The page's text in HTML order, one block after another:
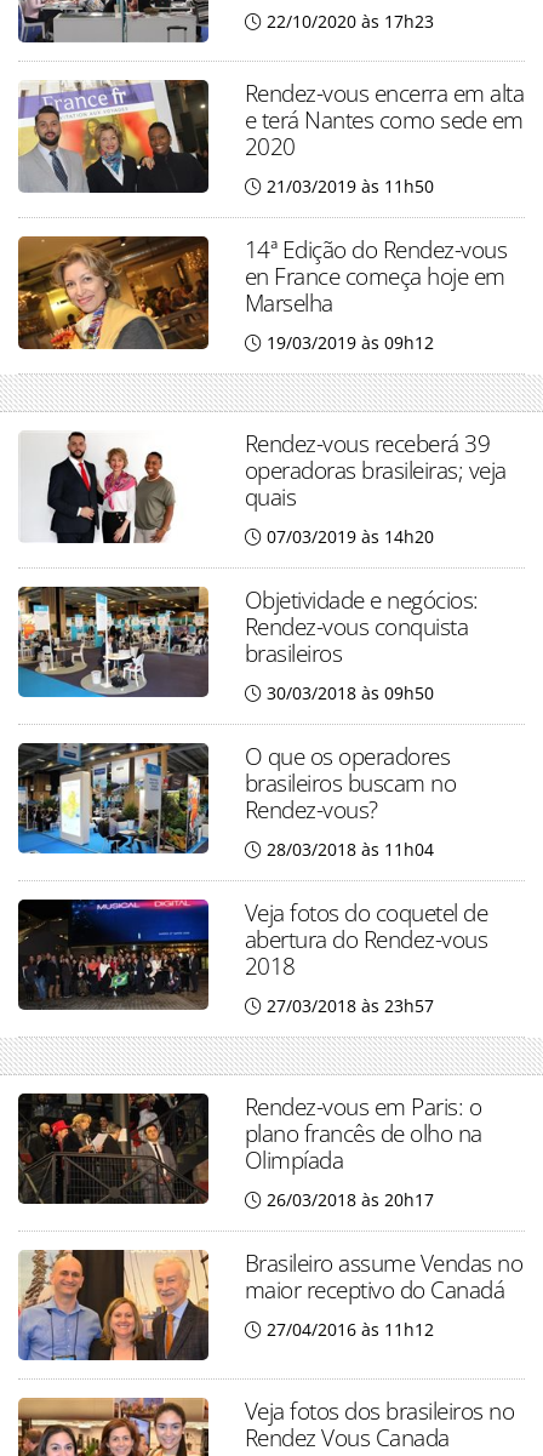
22/10/2020 às 17h23
Rendez-vous encerra em alta
e terá Nantes como sede em
2020
21/03/2019 às 11h50
14ª Edição do Rendez-vous
en France começa hoje em
Marselha
19/03/2019 às 09h12
Rendez-vous receberá 39
operadoras brasileiras; veja
quais
07/03/2019 às 14h20
Objetividade e negócios:
Rendez-vous conquista
brasileiros
30/03/2018 às 09h50
O que os operadores
brasileiros buscam no
Rendez-vous?
28/03/2018 às 11h04
Veja fotos do coquetel de
abertura do Rendez-vous
2018
27/03/2018 às 23h57
Rendez-vous em Paris: o
plano francês de olho na
Olimpíada
26/03/2018 às 20h17
Brasileiro assume Vendas no
maior receptivo do Canadá
27/04/2016 às 11h12
Veja fotos dos brasileiros no
Rendez Vous Canada